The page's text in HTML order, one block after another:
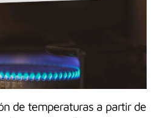
de temperaturas a partir de